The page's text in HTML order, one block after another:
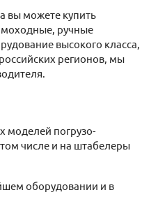
вы можете купить
ручные
высокого класса,
регионов, мы
моделей погрузо-
том числе и на штабелеры
оборудовании и в